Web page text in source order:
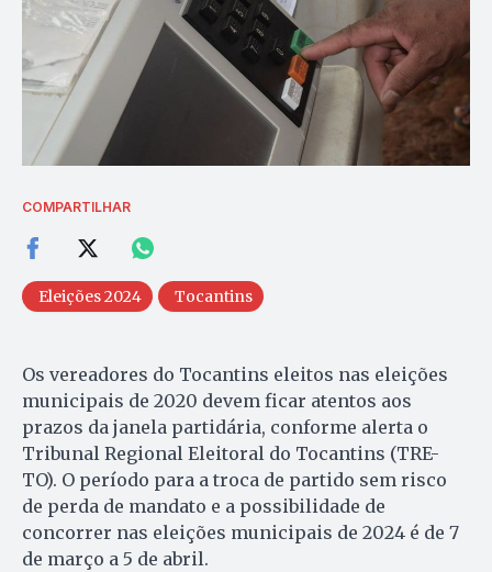
COMPARTILHAR
Eleições 2024 Tocantins
Os vereadores do Tocantins eleitos nas eleições
municipais de 2020 devem ficar atentos aos
prazos da janela partidária, conforme alerta o
Tribunal Regional Eleitoral do Tocantins (TRE-
TO). O período para a troca de partido sem risco
de perda de mandato e a possibilidade de
concorrer nas eleições municipais de 2024 é de 7
de março a 5 de abril.